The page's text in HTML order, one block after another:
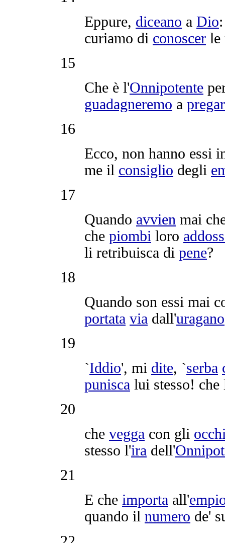
Eppure, diceano a Dio
curiamo di conoscer le
15
Che è l'Onnipotente
guadagneremo a
16
Ecco, non hanno essi
me il consiglio degli
17
Quando avvien mai
che piombi loro
li retribuisca di pene?
18
Quando son essi mai
portata via dall'uragano
19
`Iddio', mi dite, `serba
punisca lui stesso!
20
che vegga con gli
stesso l'ira dell'
21
E che importa all'
quando il numero de'